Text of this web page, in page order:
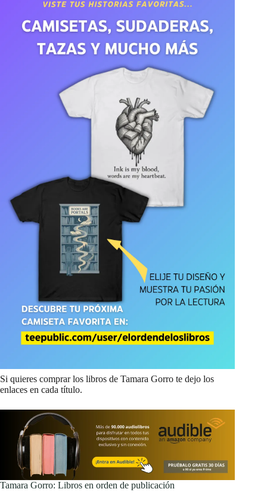
Si quieres comprar los libros de Tamara Gorro te dejo los
enlaces en cada título.
Tamara Gorro: Libros en orden de publicación